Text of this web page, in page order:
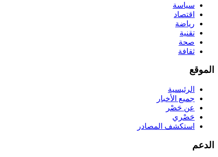
سياسة
اقتصاد
رياضة
تقنية
صحة
ثقافة
الموقع
الرئيسية
جميع الأخبار
عن حَصْر
حَصْري
استكشف المصادر
الدعم